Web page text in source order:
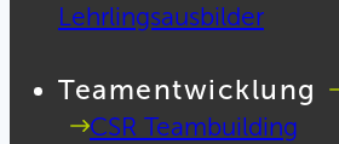
Lehrlingsausbilder
Teamentwicklung
CSR Teambuilding